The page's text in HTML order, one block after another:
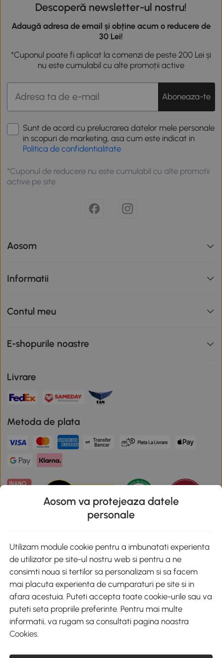
Descoperă newsletter-ul nostru!
Adaugă adresa de email și obține acum o reducere de
30 Lei!
*Cuponul poate fi aplicat la comenzi de peste 200 Lei și
nu este cumulabil cu alte promoții active
Aboneaza-te
Sunt de acord cu prelucrarea datelor mele personale
in scopuri de marketing, asa cum este indicat in
Politica de confidentialitate
*Cuponul de reducere nu este cumulabil cu alte promotii
active pe site
Aosom
Informatii
Contul meu
E-shopurile noastre
Livrare
Metoda de plata
Descarca aplicatia Aosom
Google Play
+40 312294730 clienti@aosom.ro
Romania, Bucureşti Sectorul 2, Str. Barbu Paris Mumuleanu, Nr. 30-
CUI: 49266464
Aosom va protejeaza datele
personale
Utilizam module cookie pentru a imbunatati experienta
de utilizator pe site-ul nostru web si pentru a ne
consimti noua si tertilor sa personalizam si sa facem
mai placuta experienta de cumparaturi pe site si in
afara acestuia. Puteti accepta toate cookie-urile sau va
puteti seta propriile preferinte. Pentru mai multe
informatii, va rugam sa consultati pagina noastra
Cookies.